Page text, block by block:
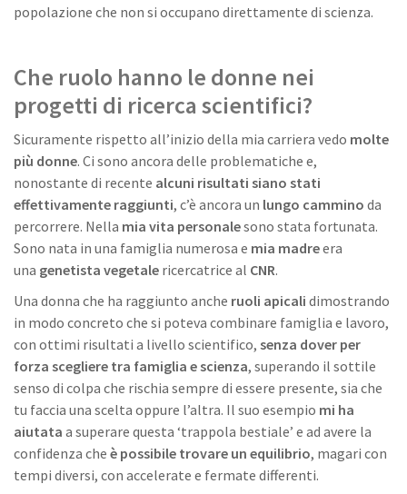
popolazione che non si occupano direttamente di scienza.
Che ruolo hanno le donne nei
progetti di ricerca scientifici?
Sicuramente rispetto all’inizio della mia carriera vedo molte
più donne. Ci sono ancora delle problematiche e,
nonostante di recente alcuni risultati siano stati
effettivamente raggiunti, c’è ancora un lungo cammino da
percorrere. Nella mia vita personalesono stata fortunata.
Sono nata in una famiglia numerosa e mia madreera
una genetista vegetale ricercatrice al CNR.
Una donna che ha raggiunto anche ruoli apicali dimostrando
in modo concreto che si poteva combinare famiglia e lavoro,
con ottimi risultati a livello scientifico, senza dover per
forza scegliere tra famiglia e scienza, superando il sottile
senso di colpa che rischia sempre di essere presente, sia che
tu faccia una scelta oppure l’altra. Il suo esempio mi ha
aiutata a superare questa ‘trappola bestiale’ e ad avere la
confidenza che è possibile trovare un equilibrio, magari con
tempi diversi, con accelerate e fermate differenti.